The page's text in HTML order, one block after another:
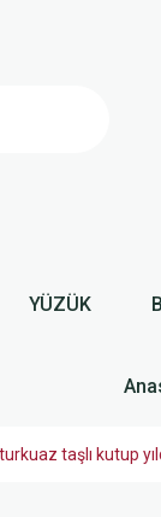
YÜZÜK
taşlı kutup